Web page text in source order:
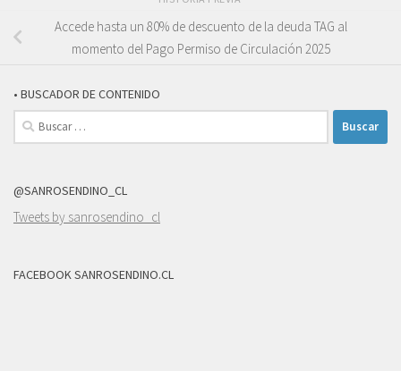
Accede hasta un 80% de descuento de la deuda TAG al
momento del Pago Permiso de Circulación 2025
• BUSCADOR DE CONTENIDO
Buscar:
@SANROSENDINO_CL
Tweets by sanrosendino_cl
FACEBOOK SANROSENDINO.CL